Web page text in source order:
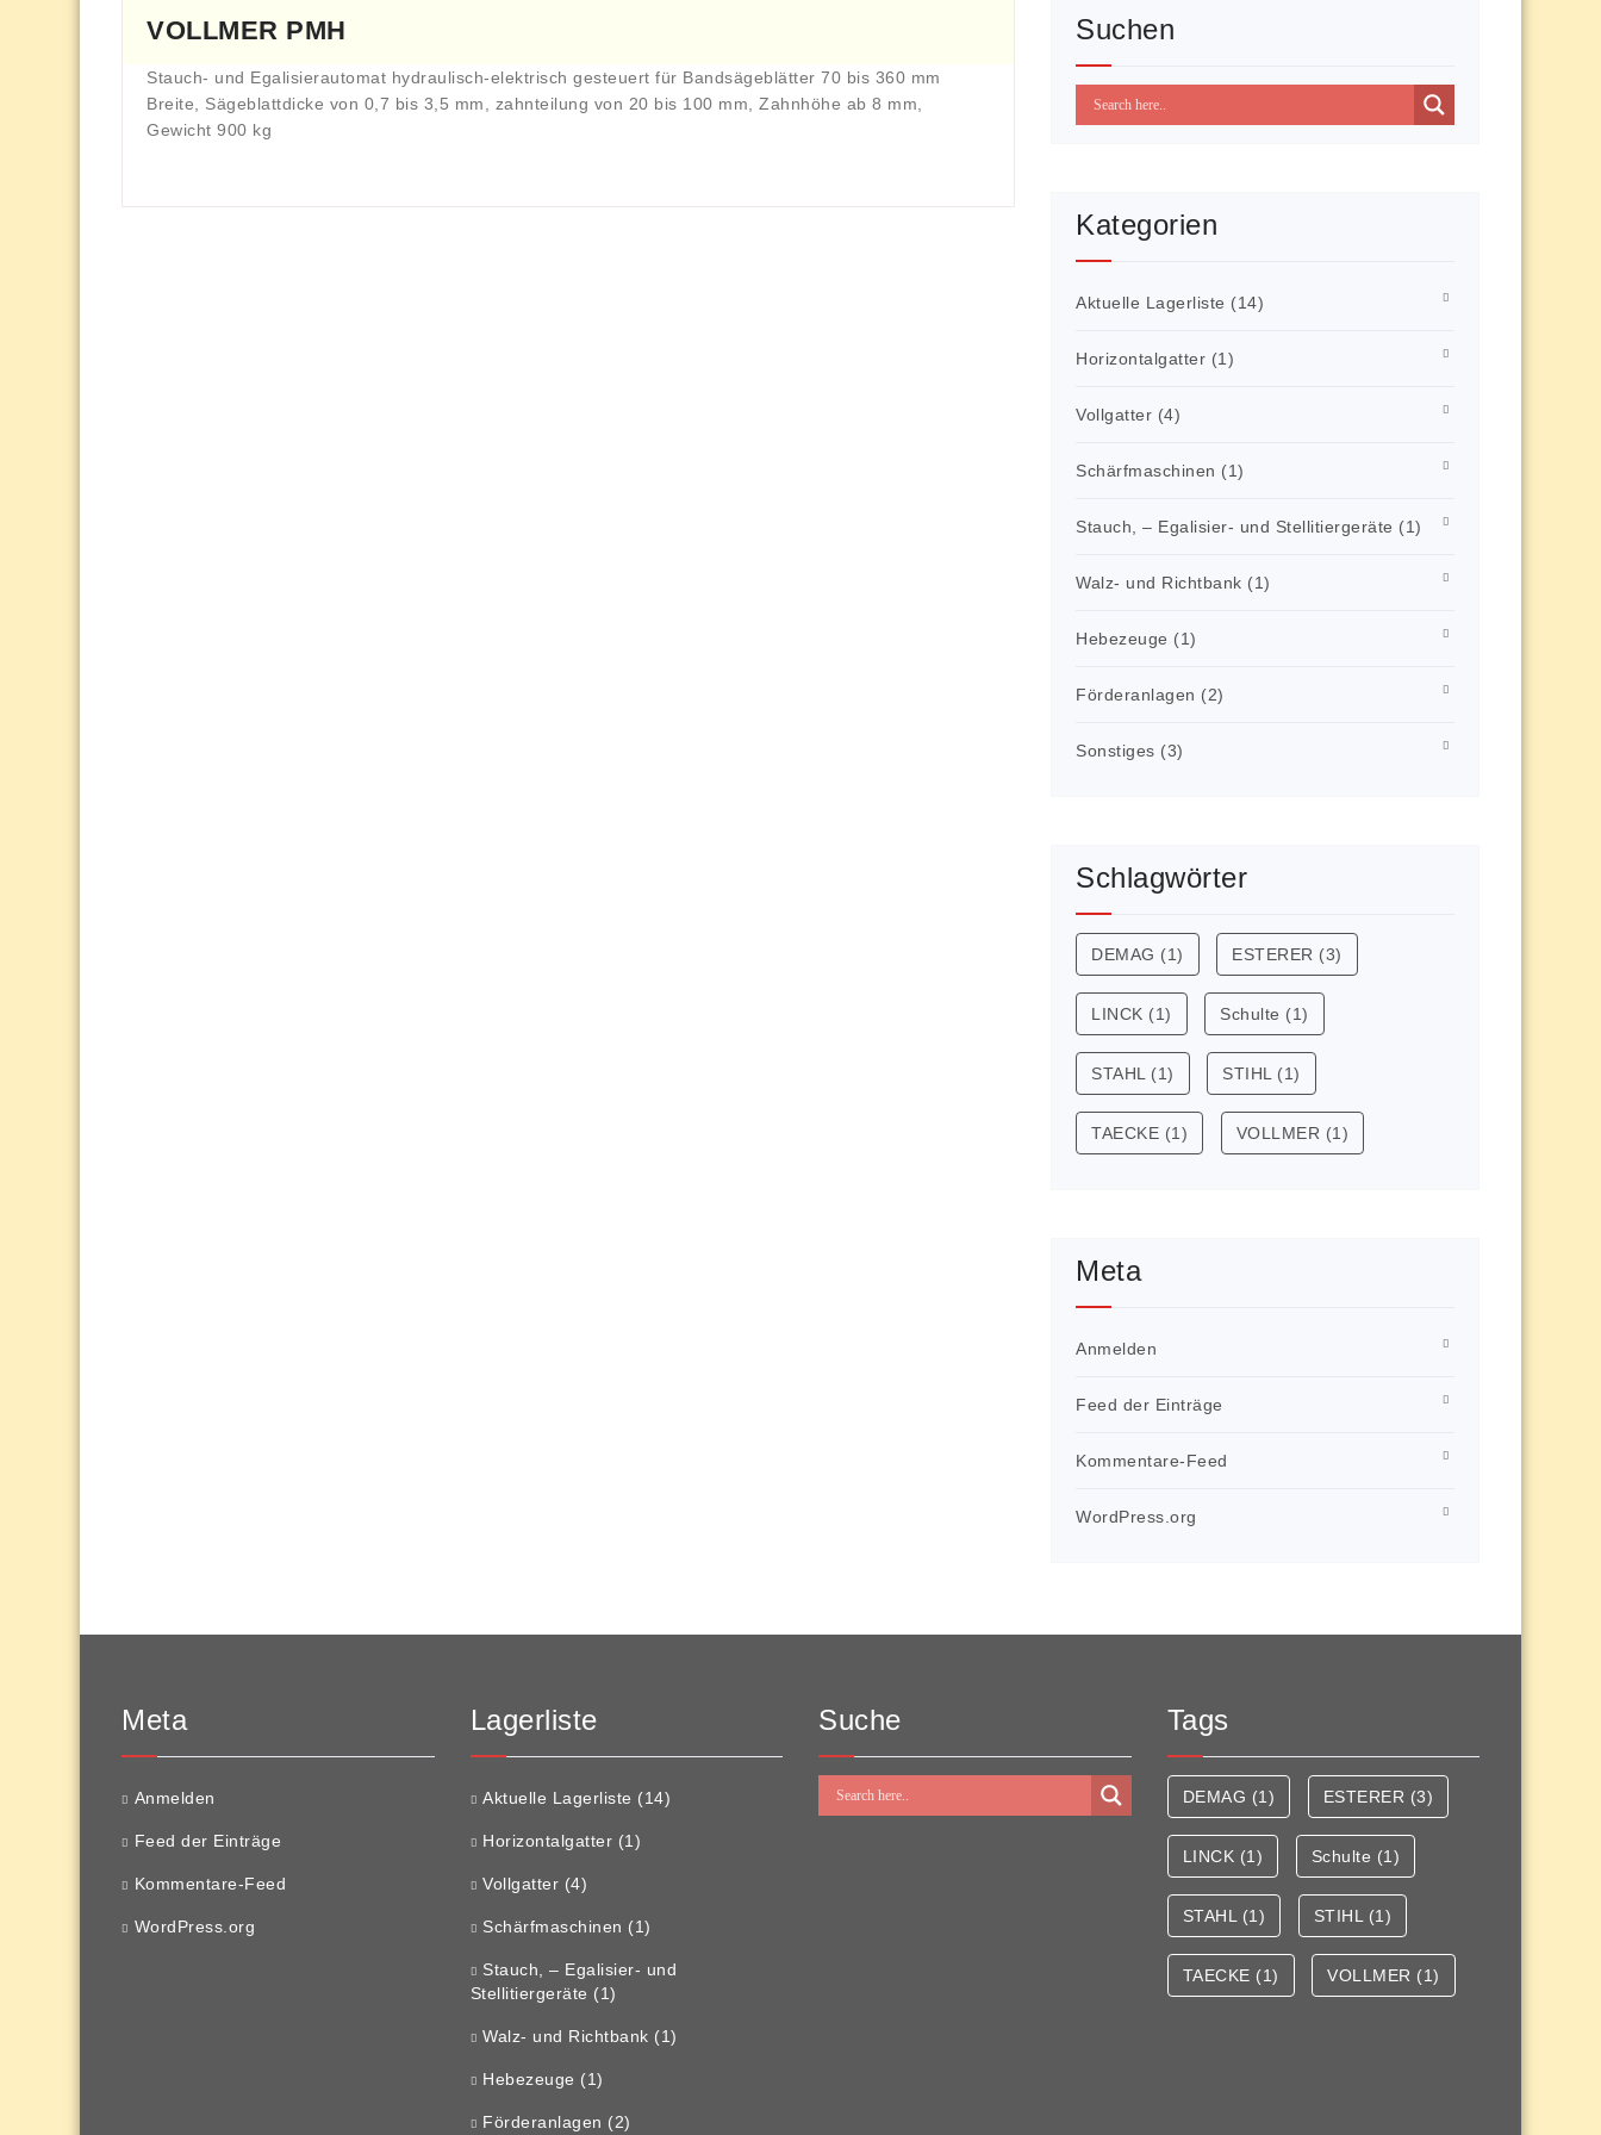
VOLLMER PMH
Stauch- und Egalisierautomat hydraulisch-elektrisch gesteuert für Bandsägeblätter 70 bis 360 mm
Breite, Sägeblattdicke von 0,7 bis 3,5 mm, zahnteilung von 20 bis 100 mm, Zahnhöhe ab 8 mm,
Gewicht 900 kg
Suchen
Kategorien
Aktuelle Lagerliste (14)
Horizontalgatter (1)
Vollgatter (4)
Schärfmaschinen (1)
Stauch, – Egalisier- und Stellitiergeräte (1)
Walz- und Richtbank (1)
Hebezeuge (1)
Förderanlagen (2)
Sonstiges (3)
Schlagwörter
DEMAG (1) ESTERER (3)
LINCK (1) Schulte (1)
STAHL (1) STIHL (1)
TAECKE (1) VOLLMER (1)
Meta
Anmelden
Feed der Einträge
Kommentare-Feed
WordPress.org
Meta
Anmelden
Feed der Einträge
Kommentare-Feed
WordPress.org
Lagerliste
Aktuelle Lagerliste (14)
Horizontalgatter (1)
Vollgatter (4)
Schärfmaschinen (1)
Stauch, – Egalisier- und
Stellitiergeräte (1)
Walz- und Richtbank (1)
Hebezeuge (1)
Förderanlagen (2)
Suche Tags
DEMAG (1) ESTERER (3)
LINCK (1) Schulte (1)
STAHL (1) STIHL (1)
TAECKE (1) VOLLMER (1)